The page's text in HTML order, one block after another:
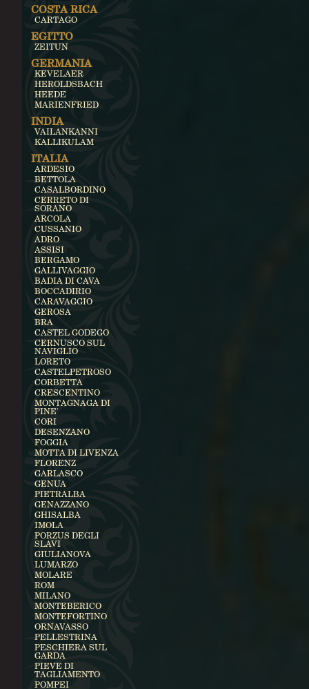
COSTA RICA
CARTAGO
EGITTO
ZEITUN
GERMANIA
KEVELAER
HEROLDSBACH
HEEDE
MARIENFRIED
INDIA
VAILANKANNI
KALLIKULAM
ITALIA
ARDESIO
BETTOLA
CASALBORDINO
CERRETO DI
SORANO
ARCOLA
CUSSANIO
ADRO
ASSISI
BERGAMO
GALLIVAGGIO
BADIA DI CAVA
BOCCADIRIO
CARAVAGGIO
GEROSA
BRA
CASTEL GODEGO
CERNUSCO SUL
NAVIGLIO
LORETO
CASTELPETROSO
CORBETTA
CRESCENTINO
MONTAGNAGA DI
PINE'
CORI
DESENZANO
FOGGIA
MOTTA DI LIVENZA
FLORENZ
GARLASCO
GENUA
PIETRALBA
GENAZZANO
GHISALBA
IMOLA
PORZUS DEGLI
SLAVI
GIULIANOVA
LUMARZO
MOLARE
ROM
MILANO
MONTEBERICO
MONTEFORTINO
ORNAVASSO
PELLESTRINA
PESCHIERA SUL
GARDA
PIEVE DI
TAGLIAMENTO
POMPEI